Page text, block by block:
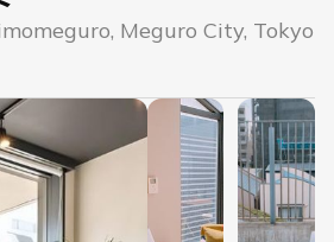
Meguro City, Tokyo